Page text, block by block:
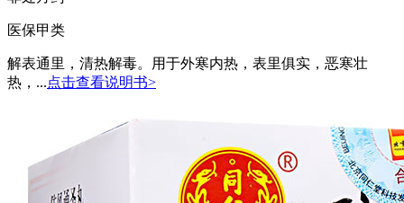
医保甲类
解表通里，清热解毒。用于外寒内热，表里俱实，恶寒壮
热，...点击查看说明书>